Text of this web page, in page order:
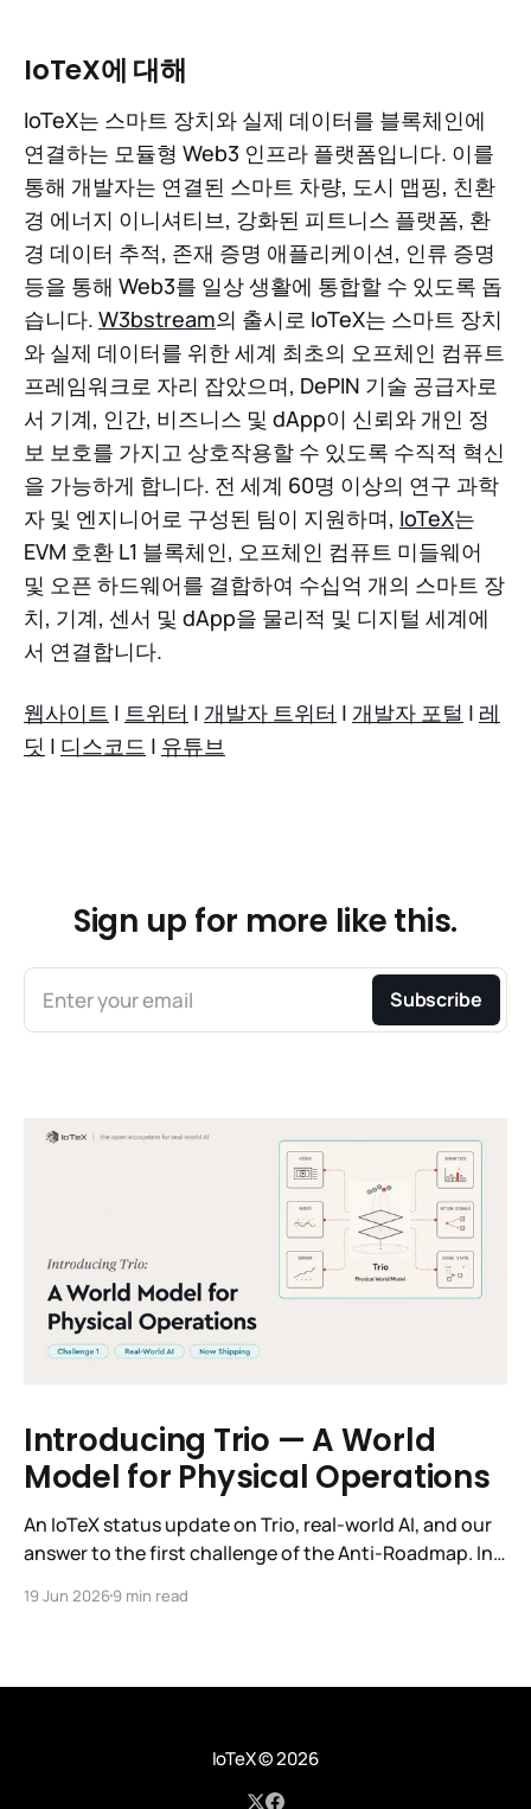
IoTeX에 대해
IoTeX는 스마트 장치와 실제 데이터를 블록체인에
연결하는 모듈형 Web3 인프라 플랫폼입니다. 이를
통해 개발자는 연결된 스마트 차량, 도시 맵핑, 친환
경 에너지 이니셔티브, 강화된 피트니스 플랫폼, 환
경 데이터 추적, 존재 증명 애플리케이션, 인류 증명
등을 통해 Web3를 일상 생활에 통합할 수 있도록 돕
습니다. W3bstream의 출시로 IoTeX는 스마트 장치
와 실제 데이터를 위한 세계 최초의 오프체인 컴퓨트
프레임워크로 자리 잡았으며, DePIN 기술 공급자로
서 기계, 인간, 비즈니스 및 dApp이 신뢰와 개인 정
보 보호를 가지고 상호작용할 수 있도록 수직적 혁신
을 가능하게 합니다. 전 세계 60명 이상의 연구 과학
자 및 엔지니어로 구성된 팀이 지원하며, IoTeX는
EVM 호환 L1 블록체인, 오프체인 컴퓨트 미들웨어
및 오픈 하드웨어를 결합하여 수십억 개의 스마트 장
치, 기계, 센서 및 dApp을 물리적 및 디지털 세계에
서 연결합니다.
웹사이트 | 트위터 | 개발자 트위터 | 개발자 포털 | 레
딧 | 디스코드 | 유튜브
Sign up for more like this.
Enter your email Subscribe
Introducing Trio — A World
Model for Physical Operations
An IoTeX status update on Trio, real-world AI, and our
answer to the first challenge of the Anti-Roadmap. In
three challenges instead of a timeline. Challenge 1 was
19 Jun 20269 min read
IoTeX© 2026